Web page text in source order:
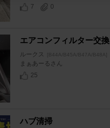
7
0
エアコンフィルター交換
ルークス [B44A/B45A/B47A/B48A]
まぁあーるさん
25
ハブ清掃